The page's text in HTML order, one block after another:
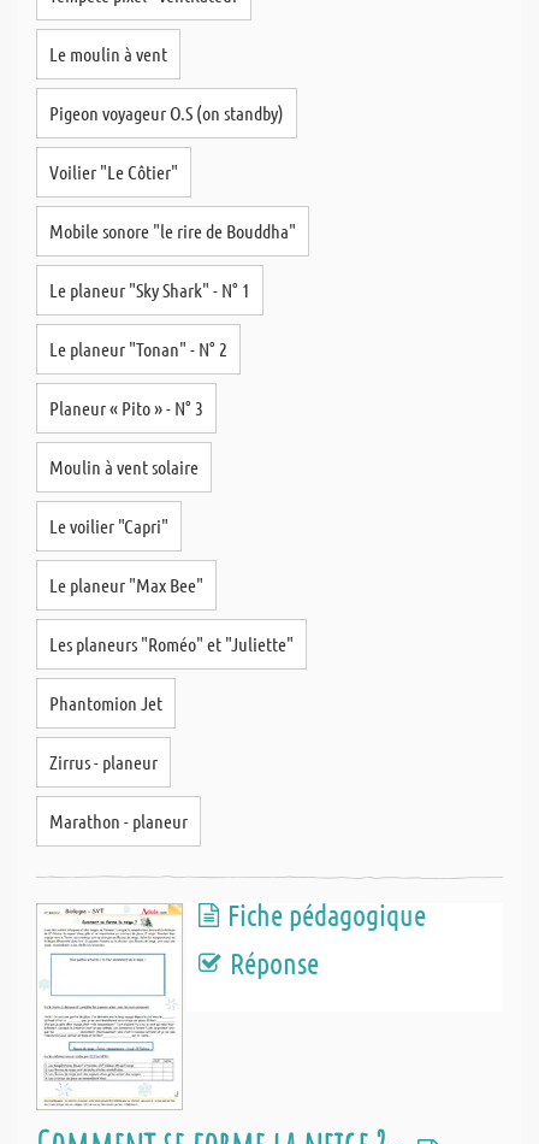
Le moulin à vent
Pigeon voyageur O.S (on standby)
Voilier "Le Côtier"
Mobile sonore "le rire de Bouddha"
Le planeur "Sky Shark" - N° 1
Le planeur "Tonan" - N° 2
Planeur « Pito » - N° 3
Moulin à vent solaire
Le voilier "Capri"
Le planeur "Max Bee"
Les planeurs "Roméo" et "Juliette"
Phantomion Jet
Zirrus - planeur
Marathon - planeur
Fiche pédagogique
Réponse